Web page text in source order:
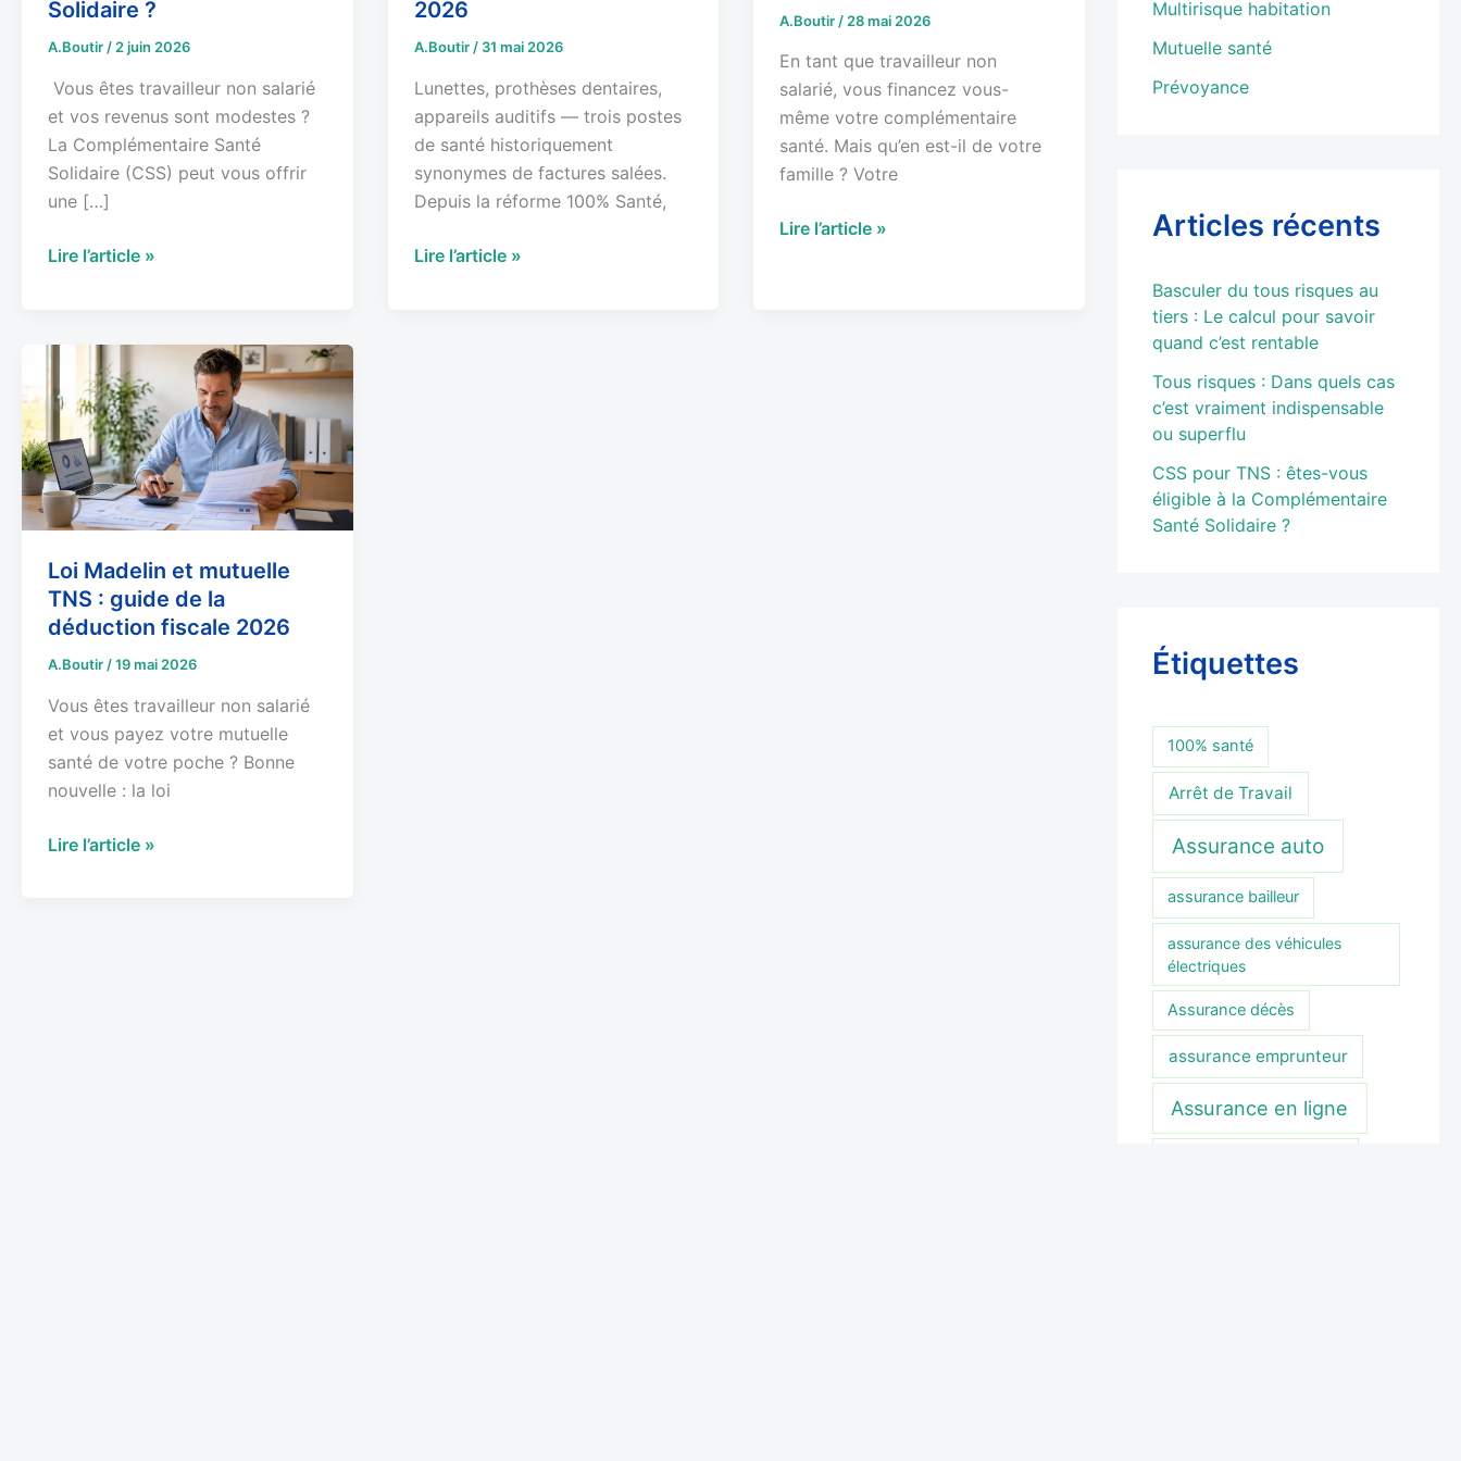
Solidaire ?
A.Boutir/2 juin 2026
Vous êtes travailleur non salarié
et vos revenus sont modestes ?
La Complémentaire Santé
Solidaire (CSS) peut vous offrir
une […]
Solidaire
?
Lire l’article »
2026
A.Boutir/ 31 mai 2026
Lunettes, prothèses dentaires,
appareils auditifs — trois postes
de santé historiquement
synonymes de factures salées.
Depuis la réforme 100% Santé,
les
indépendants
en
2026
Lire l’article »
A.Boutir / 28 mai 2026
En tant que travailleur non
salarié, vous financez vous-
même votre complémentaire
santé. Mais qu’en est-il de votre
famille ? Votre
Lire l’article »
Loi Madelin et mutuelle
TNS : guide de la
déduction fiscale 2026
A.Boutir /19 mai 2026
Vous êtes travailleur non salarié
et vous payez votre mutuelle
santé de votre poche ? Bonne
nouvelle : la loi
Madelin
et
mutuelle
TNS
:
guide
la
déduction
fiscale
2026
Lire l’article »
Multirisque habitation
Mutuelle santé
Prévoyance
Articles récents
Basculer du tous risques au
tiers : Le calcul pour savoir
quand c’est rentable
Tous risques : Dans quels cas
c’est vraiment indispensable
ou superflu
CSS pour TNS : êtes-vous
éligible à la Complémentaire
Santé Solidaire ?
Étiquettes
100% santé
Arrêt de Travail
Assurance auto
assurance bailleur
assurance des véhicules
électriques
Assurance décès
assurance emprunteur
Assurance en ligne